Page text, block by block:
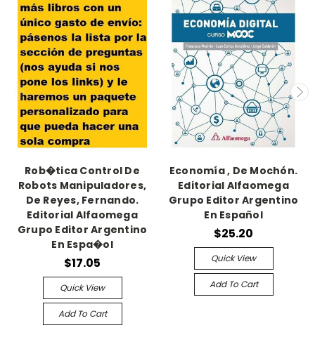
Rob�tica Control De
Robots Manipuladores,
De Reyes, Fernando.
Editorial Alfaomega
Grupo Editor Argentino
En Espa�ol
$17.05
Quick View
Add To Cart
Economía , De Mochón.
Editorial Alfaomega
Grupo Editor Argentino
En Español
$25.20
Quick View
Add To Cart